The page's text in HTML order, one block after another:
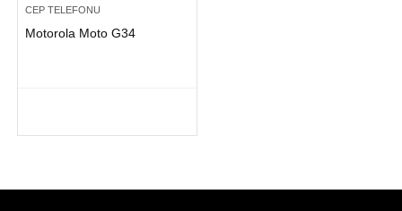
CEP TELEFONU
Motorola Moto G34